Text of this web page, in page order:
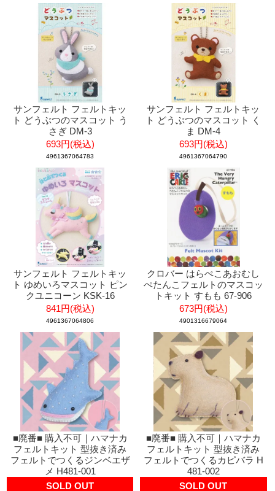
サンフェルト フェルトキッ
ト どうぶつのマスコット う
さぎ DM-3
693円(税込)
4961367064783
サンフェルト フェルトキッ
ト どうぶつのマスコット く
ま DM-4
693円(税込)
4961367064790
サンフェルト フェルトキッ
ト ゆめいろマスコット ピン
クユニコーン KSK-16
841円(税込)
4961367064806
クロバー はらぺこあおむし
ぺたんこフェルトのマスコッ
トキット すもも 67-906
673円(税込)
4901316679064
■廃番■ 購入不可｜ハマナカ
フェルトキット 型抜き済み
フェルトでつくるジンベエザ
メ H481-001
SOLD OUT
■廃番■ 購入不可｜ハマナカ
フェルトキット 型抜き済み
フェルトでつくるカピバラ H
481-002
SOLD OUT